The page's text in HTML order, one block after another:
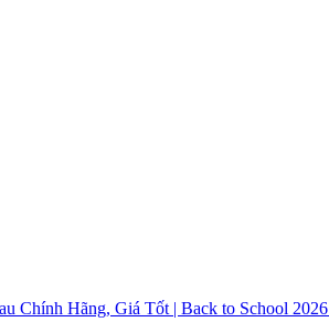
Chính Hãng, Giá Tốt | Back to School 2026